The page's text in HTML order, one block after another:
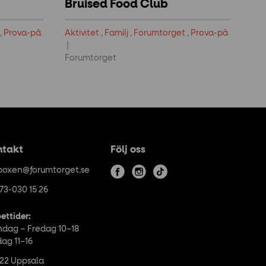
, Prova-på
Bruised Food Club
Aktivitet , Familj , Forumtorget , Prova-på
Forumtorget
030 15 26
– Fredag 10–18
11–16
Uppsala
Följ oss
f
i
t